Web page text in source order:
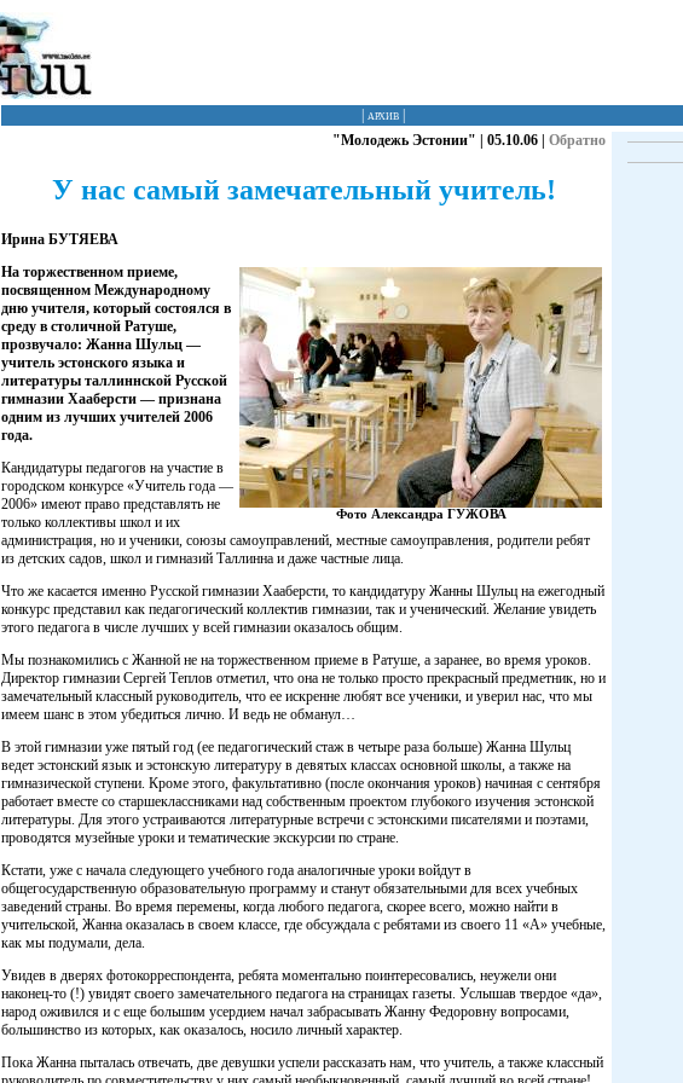
архив
"Молодежь Эстонии" | 05.10.06 | Обратно
У нас самый замечательный учитель!
Ирина БУТЯЕВА
Фото Александра ГУЖОВА
На торжественном приеме,
посвященном Международному
дню учителя, который состоялся в
среду в столичной Ратуше,
прозвучало: Жанна Шульц —
учитель эстонского языка и
литературы таллиннской Русской
гимназии Хааберсти — признана
одним из лучших учителей 2006
года.
Кандидатуры педагогов на участие в
городском конкурсе «Учитель года —
2006» имеют право представлять не
только коллективы школ и их
администрация, но и ученики, союзы самоуправлений, местные самоуправления, родители ребят
из детских садов, школ и гимназий Таллинна и даже частные лица.
Что же касается именно Русской гимназии Хааберсти, то кандидатуру Жанны Шульц на ежегодный
конкурс представил как педагогический коллектив гимназии, так и ученический. Желание увидеть
этого педагога в числе лучших у всей гимназии оказалось общим.
Мы познакомились с Жанной не на торжественном приеме в Ратуше, а заранее, во время уроков.
Директор гимназии Сергей Теплов отметил, что она не только просто прекрасный предметник, но и
замечательный классный руководитель, что ее искренне любят все ученики, и уверил нас, что мы
имеем шанс в этом убедиться лично. И ведь не обманул…
В этой гимназии уже пятый год (ее педагогический стаж в четыре раза больше) Жанна Шульц
ведет эстонский язык и эстонскую литературу в девятых классах основной школы, а также на
гимназической ступени. Кроме этого, факультативно (после окончания уроков) начиная с сентября
работает вместе со старшеклассниками над собственным проектом глубокого изучения эстонской
литературы. Для этого устраиваются литературные встречи с эстонскими писателями и поэтами,
проводятся музейные уроки и тематические экскурсии по стране.
Кстати, уже с начала следующего учебного года аналогичные уроки войдут в
общегосударственную образовательную программу и станут обязательными для всех учебных
заведений страны. Во время перемены, когда любого педагога, скорее всего, можно найти в
учительской, Жанна оказалась в своем классе, где обсуждала с ребятами из своего 11 «А» учебные,
как мы подумали, дела.
Увидев в дверях фотокорреспондента, ребята моментально поинтересовались, неужели они
наконец-то (!) увидят своего замечательного педагога на страницах газеты. Услышав твердое «да»,
народ оживился и с еще большим усердием начал забрасывать Жанну Федоровну вопросами,
большинство из которых, как оказалось, носило личный характер.
Пока Жанна пыталась отвечать, две девушки успели рассказать нам, что учитель, а также классный